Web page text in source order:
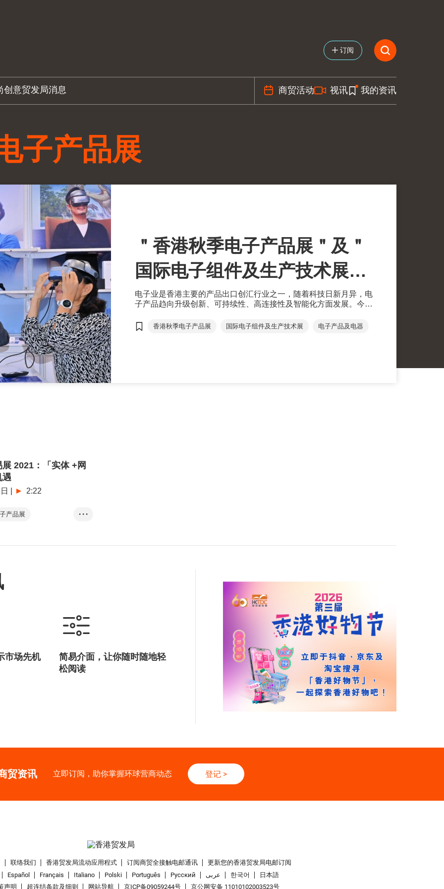
订阅
创意贸发局消息 商贸活动 视讯 我的资讯
子产品展
＂香港秋季电子产品展＂及＂
国际电子组件及生产技术展＂
10月精彩纷呈世界级电子盛会
电子业是香港主要的产品出口创汇行业之一，随着科技日新月异，电
子产品趋向升级创新、可持续性、高连接性及智能化方面发展。今届
＂积极打造世界级电子盛会，汇聚多家潜力优厚的展商，展示各式崭
新电子产品和服务，激发无限商机。
香港秋季电子产品展 国际电子组件及生产技术展 电子产品及电器
2021：「实体 +网
遇
2:22
产品展
• • •
市场先机
简易介面，让你随时随地轻
松阅读
贸资讯 立即订阅，助你掌握环球营商动态 登记>
联络我们 香港贸发局流动应用程式 订阅商贸全接触电邮通讯
更新您的香港贸发局电邮订阅
Español
Français Italiano Polski Português Pусский عربى 한국어
日本語
声明
超连结条款及细则 网站导航 京ICP备09059244号 京公网安备 11010102003523号